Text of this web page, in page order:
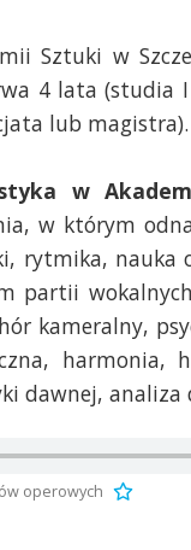
Sztuki w
4 lata
lub magistra).
w
w którym
rytmika, nauka
partii
kameralny,
harmonia,
dawnej, analiza
operowych